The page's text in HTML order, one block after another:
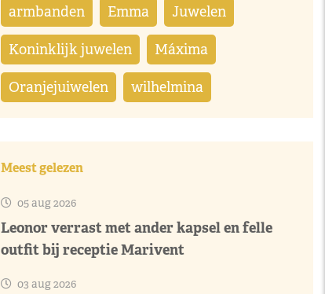
armbanden Emma Juwelen
Koninklijk juwelen Máxima
Oranjejuiwelen wilhelmina
Meest gelezen
05 aug 2026
Leonor verrast met ander kapsel en felle
outfit bij receptie Marivent
03 aug 2026